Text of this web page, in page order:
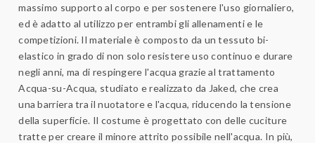
massimo supporto al corpo e per sostenere l'uso giornaliero,
ed è adatto al utilizzo per entrambi gli allenamenti e le
competizioni. Il materiale è composto da un tessuto bi-
elastico in grado di non solo resistere uso continuo e durare
negli anni, ma di respingere l'acqua grazie al trattamento
Acqua-su-Acqua, studiato e realizzato da Jaked, che crea
una barriera tra il nuotatore e l'acqua, riducendo la tensione
della superficie. Il costume è progettato con delle cuciture
tratte per creare il minore attrito possibile nell'acqua. In più,